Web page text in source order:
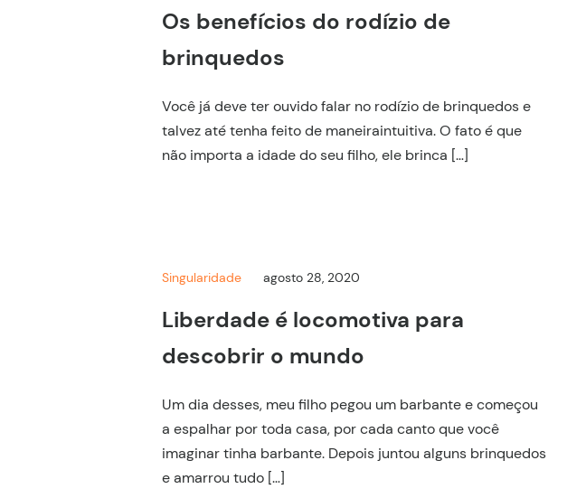
Os benefícios do rodízio de
brinquedos
Você já deve ter ouvido falar no rodízio de brinquedos e
talvez até tenha feito de maneiraintuitiva. O fato é que
não importa a idade do seu filho, ele brinca […]
Singularidade agosto 28, 2020
Liberdade é locomotiva para
descobrir o mundo
Um dia desses, meu filho pegou um barbante e começou
a espalhar por toda casa, por cada canto que você
imaginar tinha barbante. Depois juntou alguns brinquedos
e amarrou tudo […]